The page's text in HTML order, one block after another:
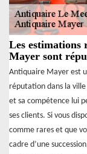
Les estimations
Mayer sont
Antiquaire Mayer est
réputation dans la ville
et sa compétence lui
ses clients. Si vous
comme rares et que
cadre d’une